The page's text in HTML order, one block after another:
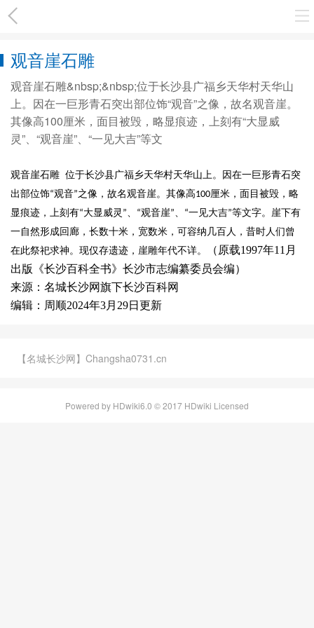
观音崖石雕
观音崖石雕&nbsp;&nbsp;位于长沙县广福乡天华村天华山
上。因在一巨形青石突出部位饰“观音”之像，故名观音崖。
其像高100厘米，面目被毁，略显痕迹，上刻有“大显威
灵”、“观音崖”、“一见大吉”等文
观音崖石雕 位于长沙县广福乡天华村天华山上。因在一巨形青石突
出部位饰“观音”之像，故名观音崖。其像高100厘米，面目被毁，略
显痕迹，上刻有“大显威灵 ”、 “观音崖”、 “一见大吉”等文字。崖下有
一自然形成回廊，长数十米，宽数米，可容纳几百人，昔时人们曾
在此祭祀求神。现仅存遗迹，崖雕年代不详。
（原载1997年11月
出版《长沙百科全书》长沙市志编纂委员会编）
来源：名城长沙网旗下长沙百科网
编辑：周顺2024年3月29日更新
【名城长沙网】Changsha0731.cn
Powered by HDwiki6.0 © 2017 HDwiki Licensed